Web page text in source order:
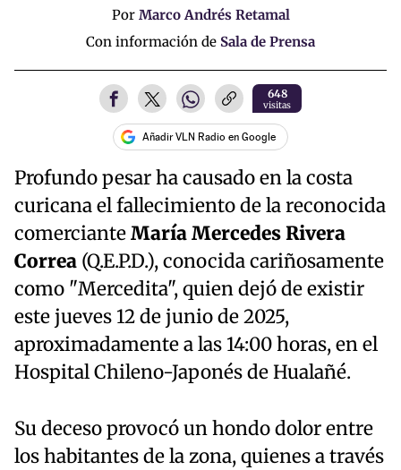
Por Marco Andrés Retamal
Con información de Sala de Prensa
648
visitas
Añadir VLN Radio en Google
Profundo pesar ha causado en la costa
curicana el fallecimiento de la reconocida
comercianteMaría Mercedes Rivera
Correa (Q.E.P.D.), conocida cariñosamente
como "Mercedita", quien dejó de existir
este jueves 12 de junio de 2025,
aproximadamente a las 14:00 horas, en el
Hospital Chileno-Japonés de Hualañé.
Su deceso provocó un hondo dolor entre
los habitantes de la zona, quienes a través